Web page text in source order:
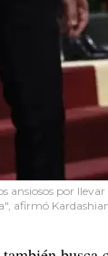
ansiosos por
afirmó